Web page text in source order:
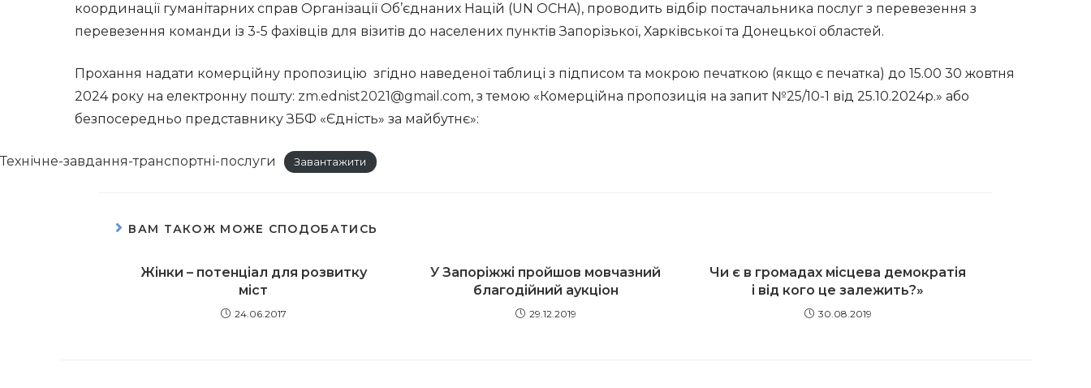
координації гуманітарних справ Організації Об’єднаних Націй (UN OCHA), проводить відбір постачальника послуг з перевезення з
перевезення команди із 3-5 фахівців для візитів до населених пунктів Запорізької, Харківської та Донецької областей.
Прохання надати комерційну пропозицію згідно наведеної таблиці з підписом та мокрою печаткою (якщо є печатка) до 15.00 30 жовтня
2024 року на електронну пошту: zm.ednist2021@gmail.com, з темою «Комерційна пропозиція на запит №25/10-1 від 25.10.2024р.» або
безпосередньо представнику ЗБФ «Єдність» за майбутнє»:
Технічне-завдання-транспортні-послуги Завантажити
ВАМ ТАКОЖ МОЖЕ СПОДОБАТИСЬ
Жінки – потенціал для розвитку
міст
24.06.2017
У Запоріжжі пройшов мовчазний
благодійний аукціон
29.12.2019
Чи є в громадах місцева демократія
і від кого це залежить?»
30.08.2019